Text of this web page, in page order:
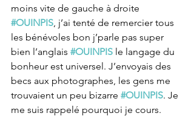
moins vite de gauche à droite
#OUINPIS, j’ai tenté de remercier tous
les bénévoles bon j’parle pas super
bien l’anglais #OUINPIS le langage du
bonheur est universel. J’envoyais des
becs aux photographes, les gens me
trouvaient un peu bizarre #OUINPIS. Je
me suis rappelé pourquoi je cours.